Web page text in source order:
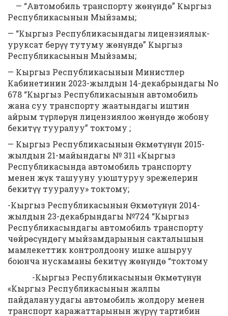
— “Автомобиль транспорту жөнүндө” Кыргыз
Республикасынын Мыйзамы;
— “Кыргыз Республикасындагы лицензиялык-
уруксат берүү тутуму жөнүндө” Кыргыз
Республикасынын Мыйзамы;
— Кыргыз Республикасынын Министлер
Кабинетинин 2023-жылдын 14-декабрындагы No
678 “Кыргыз Республикасынын автомобиль
жана суу транспорту жаатындагы иштин
айрым түрлөрүн лицензиялоо жөнүндө жобону
бекитүү тууралуу” токтому ;
— Кыргыз Республикасынын Өкмөтүнүн 2015-
жылдын 21-майындагы № 311 «Кыргыз
Республикасында автомобиль транспорту
менен жүк ташууну уюштуруу эрежелерин
бекитүү тууралуу» токтому;
-Кыргыз Республикасынын Өкмөтүнүн 2014-
жылдын 23-декабрындагы №724 “Кыргыз
Республикасындагы автомобиль транспорту
чөйрөсүндөгү мыйзамдарынын сакталышын
мамлекеттик контролдоону ишке ашыруу
боюнча нускаманы бекитүү жөнүндө “токтому
-Кыргыз Республикасынын Өкмөтүнүн
«Кыргыз Республикасынын жалпы
пайдалануудагы автомобиль жолдору менен
транспорт каражаттарынын жүрүү тартибин